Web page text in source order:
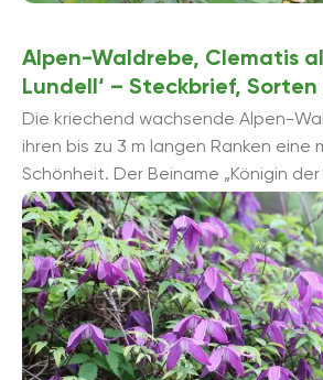
Alpen-Waldrebe, Clematis
Lundell‘ – Steckbrief,
Die kriechend wachsende Alpen-
ihren bis zu 3 m langen Ranken eine
Schönheit. Der Beiname „Königin
kommt keineswegs von ungefähr. In